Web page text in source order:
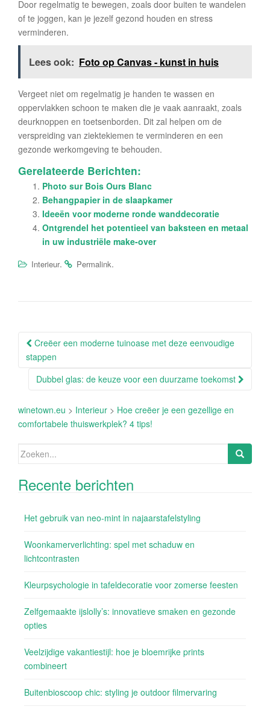
Door regelmatig te bewegen, zoals door buiten te wandelen
of te joggen, kan je jezelf gezond houden en stress
verminderen.
Lees ook: Foto op Canvas - kunst in huis
Vergeet niet om regelmatig je handen te wassen en
oppervlakken schoon te maken die je vaak aanraakt, zoals
deurknoppen en toetsenborden. Dit zal helpen om de
verspreiding van ziektekiemen te verminderen en een
gezonde werkomgeving te behouden.
Gerelateerde Berichten:
Photo sur Bois Ours Blanc
Behangpapier in de slaapkamer
Ideeën voor moderne ronde wanddecoratie
Ontgrendel het potentieel van baksteen en metaal
in uw industriële make-over
Interieur. Permalink.
Berichtnavigatie
Creëer een moderne tuinoase met deze eenvoudige
stappen
Dubbel glas: de keuze voor een duurzame toekomst
winetown.eu > Interieur > Hoe creëer je een gezellige en
comfortabele thuiswerkplek? 4 tips!
Zoeken
Recente berichten
Het gebruik van neo-mint in najaarstafelstyling
Woonkamerverlichting: spel met schaduw en
lichtcontrasten
Kleurpsychologie in tafeldecoratie voor zomerse feesten
Zelfgemaakte ijslolly’s: innovatieve smaken en gezonde
opties
Veelzijdige vakantiestijl: hoe je bloemrijke prints
combineert
Buitenbioscoop chic: styling je outdoor filmervaring